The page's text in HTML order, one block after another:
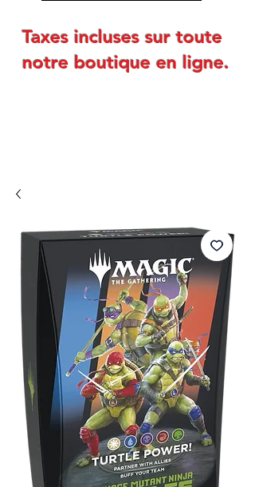
Taxes incluses sur toute
notre boutique en ligne.